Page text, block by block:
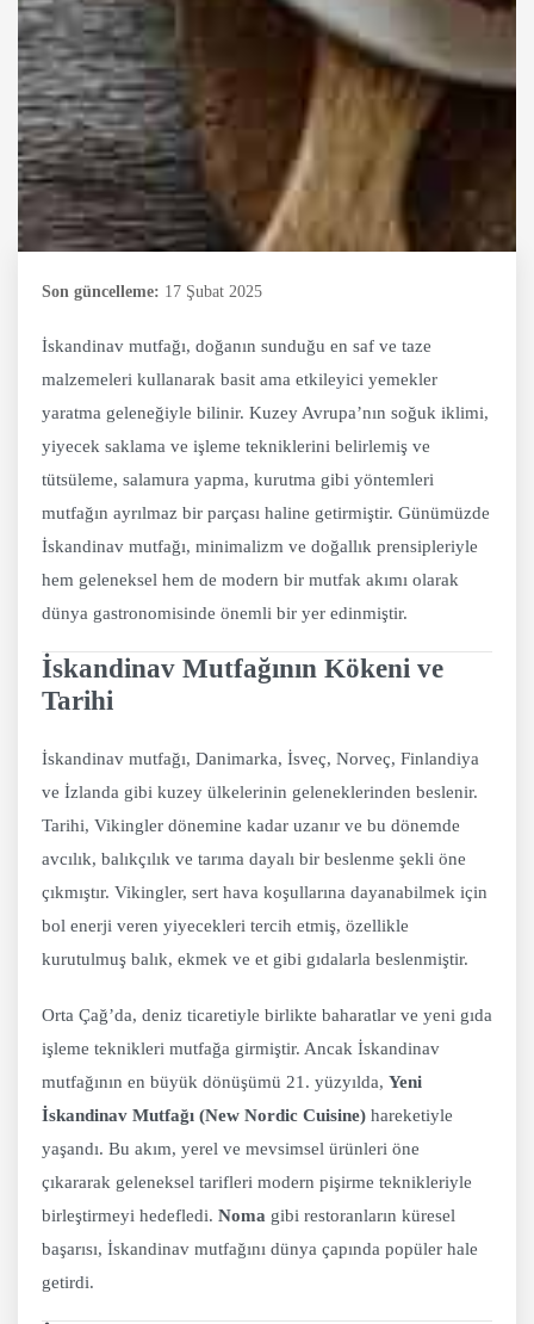
Son güncelleme: 17 Şubat 2025
İskandinav mutfağı, doğanın sunduğu en saf ve taze
malzemeleri kullanarak basit ama etkileyici yemekler
yaratma geleneğiyle bilinir. Kuzey Avrupa’nın soğuk iklimi,
yiyecek saklama ve işleme tekniklerini belirlemiş ve
tütsüleme, salamura yapma, kurutma gibi yöntemleri
mutfağın ayrılmaz bir parçası haline getirmiştir. Günümüzde
İskandinav mutfağı, minimalizm ve doğallık prensipleriyle
hem geleneksel hem de modern bir mutfak akımı olarak
dünya gastronomisinde önemli bir yer edinmiştir.
İskandinav Mutfağının Kökeni ve
Tarihi
İskandinav mutfağı, Danimarka, İsveç, Norveç, Finlandiya
ve İzlanda gibi kuzey ülkelerinin geleneklerinden beslenir.
Tarihi, Vikingler dönemine kadar uzanır ve bu dönemde
avcılık, balıkçılık ve tarıma dayalı bir beslenme şekli öne
çıkmıştır. Vikingler, sert hava koşullarına dayanabilmek için
bol enerji veren yiyecekleri tercih etmiş, özellikle
kurutulmuş balık, ekmek ve et gibi gıdalarla beslenmiştir.
Orta Çağ’da, deniz ticaretiyle birlikte baharatlar ve yeni gıda
işleme teknikleri mutfağa girmiştir. Ancak İskandinav
mutfağının en büyük dönüşümü 21. yüzyılda, Yeni
İskandinav Mutfağı (New Nordic Cuisine) hareketiyle
yaşandı. Bu akım, yerel ve mevsimsel ürünleri öne
çıkararak geleneksel tarifleri modern pişirme teknikleriyle
birleştirmeyi hedefledi. Noma gibi restoranların küresel
başarısı, İskandinav mutfağını dünya çapında popüler hale
getirdi.